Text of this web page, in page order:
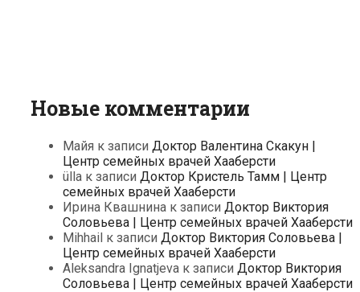
Новые комментарии
Майя к записи Доктор Валентина Скакун |
Центр семейных врачей Хааберсти
ülla к записи Доктор Кристель Тамм | Центр
семейных врачей Хааберсти
Ирина Квашнина к записи Доктор Виктория
Соловьева | Центр семейных врачей Хааберсти
Mihhail к записи Доктор Виктория Соловьева |
Центр семейных врачей Хааберсти
Aleksandra Ignatjeva к записи Доктор Виктория
Соловьева | Центр семейных врачей Хааберсти